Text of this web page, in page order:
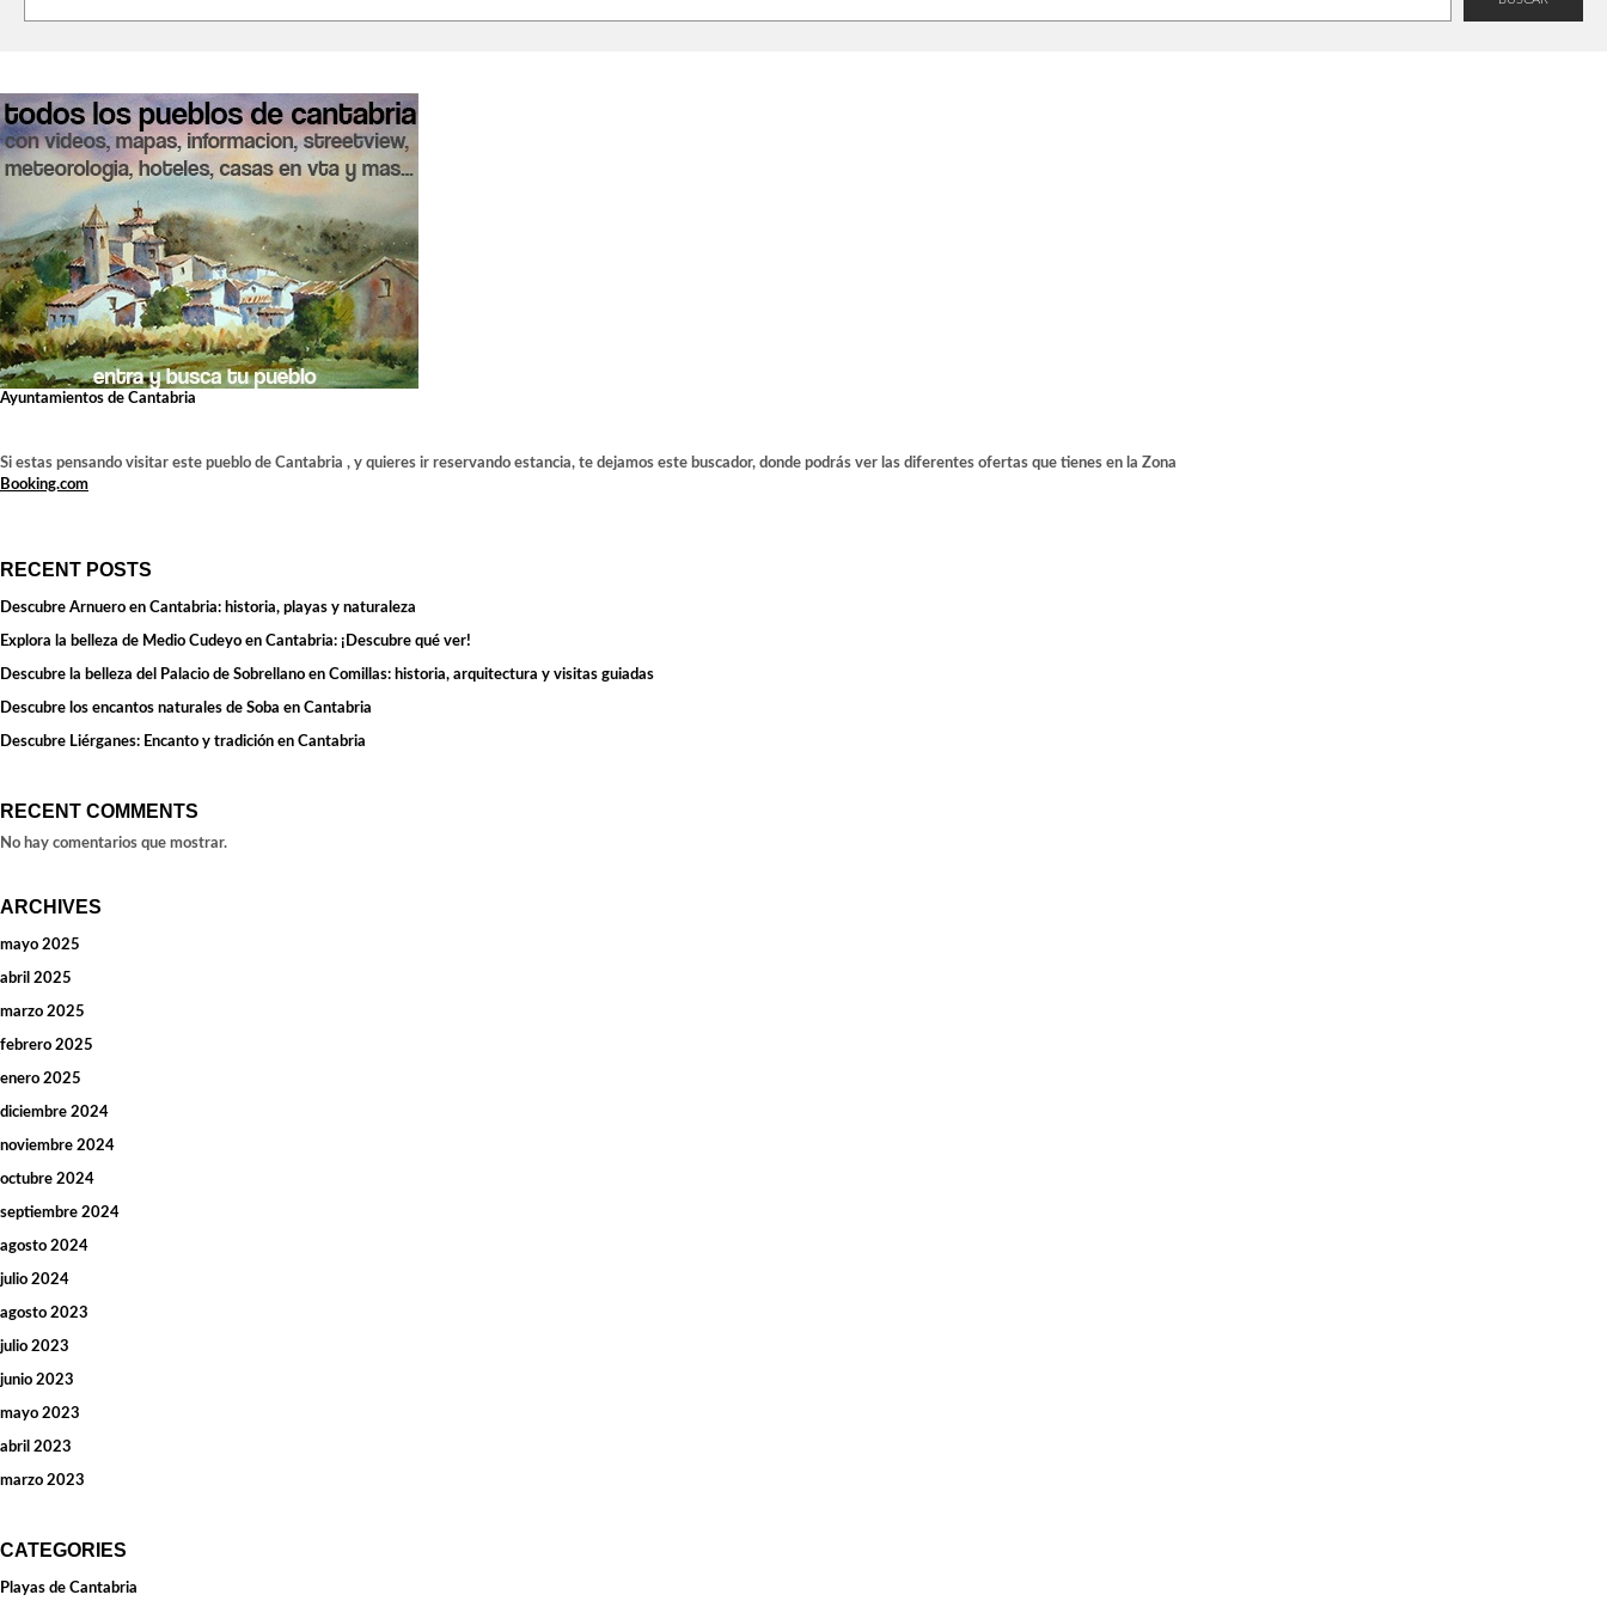
Ayuntamientos de Cantabria
Si estas pensando visitar este pueblo de Cantabria , y quieres ir reservando estancia, te dejamos este buscador, donde podrás ver las diferentes ofertas que tienes en la Zona
Booking.com
RECENT POSTS
Descubre Arnuero en Cantabria: historia, playas y naturaleza
Explora la belleza de Medio Cudeyo en Cantabria: ¡Descubre qué ver!
Descubre la belleza del Palacio de Sobrellano en Comillas: historia, arquitectura y visitas guiadas
Descubre los encantos naturales de Soba en Cantabria
Descubre Liérganes: Encanto y tradición en Cantabria
RECENT COMMENTS
No hay comentarios que mostrar.
ARCHIVES
mayo 2025
abril 2025
marzo 2025
febrero 2025
enero 2025
diciembre 2024
noviembre 2024
octubre 2024
septiembre 2024
agosto 2024
julio 2024
agosto 2023
julio 2023
junio 2023
mayo 2023
abril 2023
marzo 2023
CATEGORIES
Playas de Cantabria